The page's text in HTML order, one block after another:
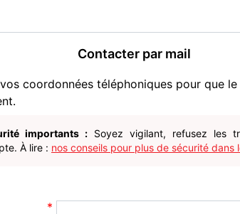
Contacter par mail
coordonnées téléphoniques pour que
importants : Soyez vigilant, refusez les
À lire : nos conseils pour plus de sécurité dans